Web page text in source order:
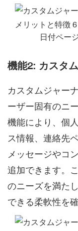
日付ペー
機能2: カスタ
カスタムジャー
ーザー固有のニ
機能により、個
ス情報、連絡先
メッセージやコ
追加できます。
のニーズを満た
できる柔軟性を